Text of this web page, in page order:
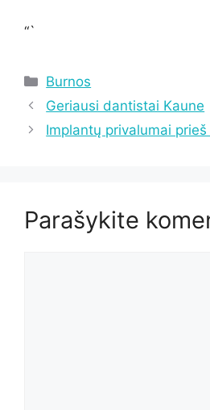
“`
Kategorijos
Burnos
Geriausi dantistai Kaune
Implantų privalumai
Parašykite